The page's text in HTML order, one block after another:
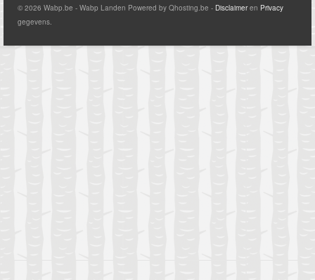
© 2026 Wabp.be - Wabp Landen Powered by Qhosting.be - Disclaimeren Privacy
gegevens.